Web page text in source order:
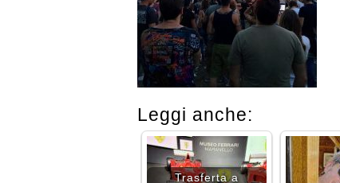
Leggi anche:
Trasferta a